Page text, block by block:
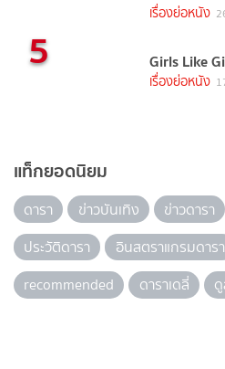
เรื่องย่อหนัง
5 Girls Like
เรื่องย่อหนัง
แท็กยอดนิยม
ดารา ข่าวบันเทิง ข่าวดารา
ประวัติดารา
อินสตราแกรมดารา
recommended
ดาราเดลี่